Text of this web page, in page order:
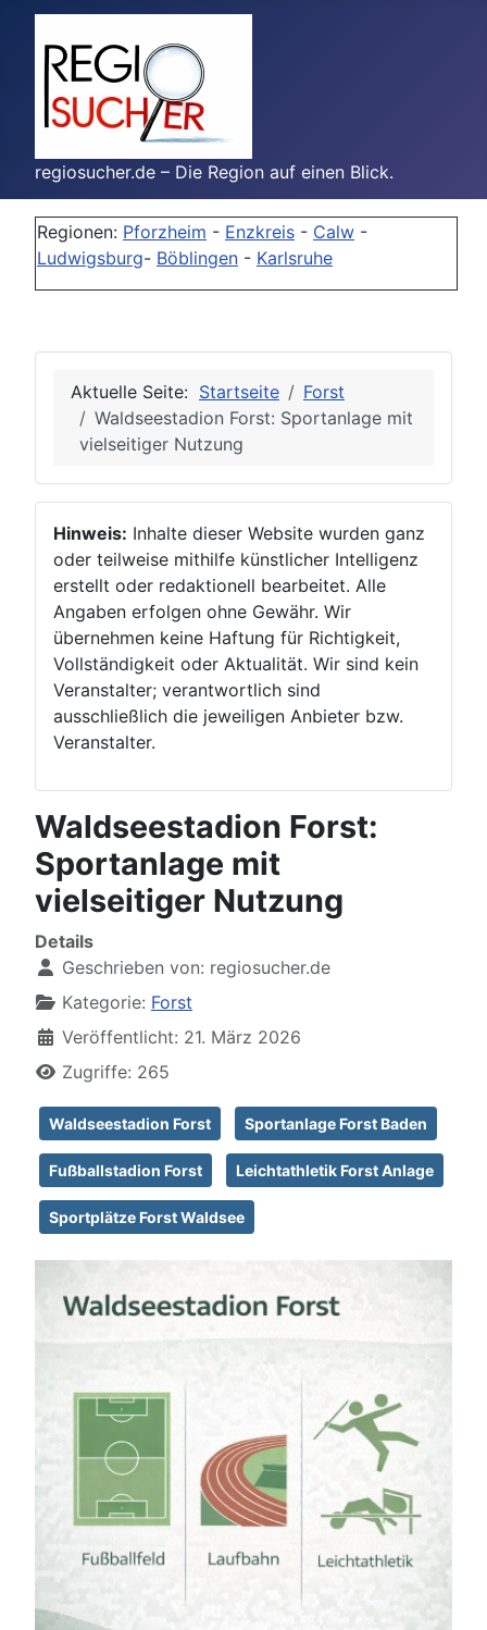
regiosucher.de – Die Region auf einen Blick.
Regionen: Pforzheim - Enzkreis - Calw -
Ludwigsburg- Böblingen - Karlsruhe
Aktuelle Seite: Startseite
Forst
Waldseestadion Forst: Sportanlage mit
vielseitiger Nutzung
Hinweis: Inhalte dieser Website wurden ganz
oder teilweise mithilfe künstlicher Intelligenz
erstellt oder redaktionell bearbeitet. Alle
Angaben erfolgen ohne Gewähr. Wir
übernehmen keine Haftung für Richtigkeit,
Vollständigkeit oder Aktualität. Wir sind kein
Veranstalter; verantwortlich sind
ausschließlich die jeweiligen Anbieter bzw.
Veranstalter.
Waldseestadion Forst:
Sportanlage mit
vielseitiger Nutzung
Details
Geschrieben von: regiosucher.de
Kategorie: Forst
Veröffentlicht: 21. März 2026
Zugriffe: 265
Waldseestadion Forst Sportanlage Forst Baden
Fußballstadion Forst Leichtathletik Forst Anlage
Sportplätze Forst Waldsee